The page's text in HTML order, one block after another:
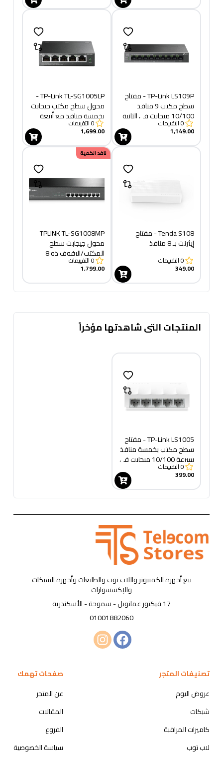
TP-Link LS109P - مفتاح
سطح مكتب 9 منافذ
10/100 ميجابت في الثانية
مع 8 منافذ PoE+0التقييمات
1,149.00
TP-Link TL-SG1005LP -
محول سطح مكتب جيجابت
بخمسة منافذ مع أربعة
منافذ PoE+
0التقييمات
1,699.00
Tenda S108 - مفتاح
إيثرنت بـ 8 منافذ
0التقييمات
349.00
نافد الكمية
TPLINK TL-SG1008MP
محول جيجابت سطح
المكتب/الرفوف ذو 8
منافذ مع 8 منافذ PoE
0التقييمات
1,799.00
المنتجات التى شاهدتها مؤخراً
TP-Link LS1005 - مفتاح
سطح مكتب بخمسة منافذ
بسرعة 10/100 ميجابت في
الثانية
0التقييمات
399.00
بيع أجهزة الكمبيوتر واللاب توب والطابعات وأجهزة الشبكات
والإكسسوارات
17 فيكتور عمانويل - سموحة - الأسكندرية
01001882060
تصنيفات المتجر
عروض اليوم
شبكات
كاميرات المراقبة
لاب توب
صفحات تهمك
عن المتجر
المقالات
الفروع
سياسة الخصوصية